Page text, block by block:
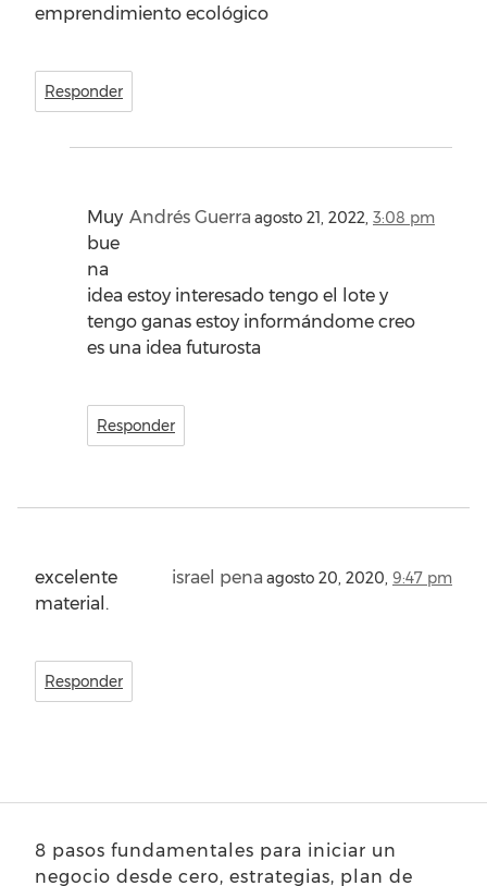
emprendimiento ecológico
Responder
Andrés Guerra agosto 21, 2022, 3:08 pm
Muy
bue
na
idea estoy interesado tengo el lote y
tengo ganas estoy informándome creo
es una idea futurosta
Responder
israel pena agosto 20, 2020, 9:47 pm
excelente
material.
Responder
8 pasos fundamentales para iniciar un
negocio desde cero, estrategias, plan de